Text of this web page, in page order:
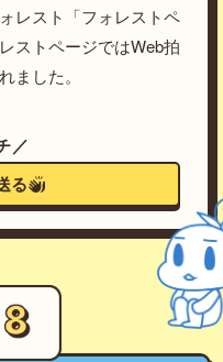
レスト「フォレストペ
ストページではWeb拍
ました。
／
る